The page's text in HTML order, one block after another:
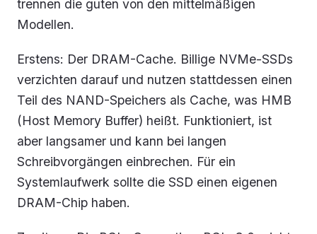
trennen die guten von den mittelmäßigen
Modellen.
Erstens: Der DRAM-Cache. Billige NVMe-SSDs
verzichten darauf und nutzen stattdessen einen
Teil des NAND-Speichers als Cache, was HMB
(Host Memory Buffer) heißt. Funktioniert, ist
aber langsamer und kann bei langen
Schreibvorgängen einbrechen. Für ein
Systemlaufwerk sollte die SSD einen eigenen
DRAM-Chip haben.